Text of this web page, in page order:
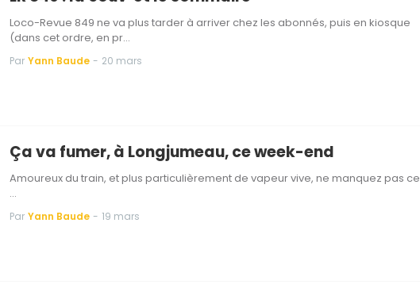
Loco-Revue 849 ne va plus tarder à arriver chez les abonnés, puis en kiosque
(dans cet ordre, en pr…
Par Yann Baude - 20 mars
Ça va fumer, à Longjumeau, ce week-end
Amoureux du train, et plus particulièrement de vapeur vive, ne manquez pas ce
…
Par Yann Baude - 19 mars